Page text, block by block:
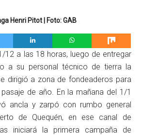
Henri Pitot | Foto: GAB
12 a las 18 horas, luego de entregar
a su personal técnico de tierra la
dirigió a zona de fondeaderos para
de año. En la mañana del 1/1
ancla y zarpó con rumbo general
de Quequén, en ese canal de
iniciará la primera campaña de